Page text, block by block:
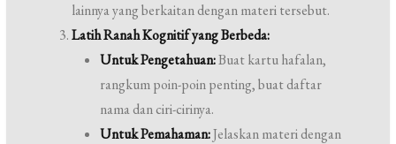
lainnya yang berkaitan dengan materi tersebut.
Latih Ranah Kognitif yang Berbeda:
Untuk Pengetahuan:Buat kartu hafalan,
rangkum poin-poin penting, buat daftar
nama dan ciri-cirinya.
Untuk Pemahaman:Jelaskan materi dengan